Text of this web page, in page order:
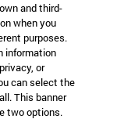
and third-
when you
purposes.
information
or
can select the
This banner
two options.